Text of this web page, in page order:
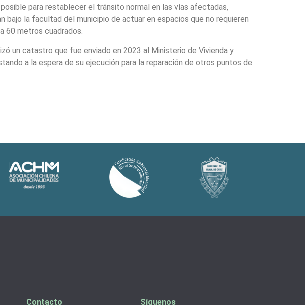
para restablecer el tránsito normal en las vías afectadas,
bajo la facultad del municipio de actuar en espacios que no requieren
60 metros cuadrados.
un catastro que fue enviado en 2023 al Ministerio de Vivienda y
a la espera de su ejecución para la reparación de otros puntos de
Contacto Síguenos